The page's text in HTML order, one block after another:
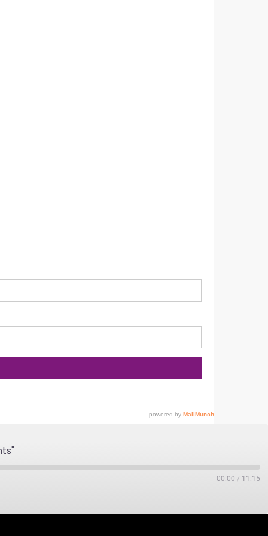
00:00 / 11:15